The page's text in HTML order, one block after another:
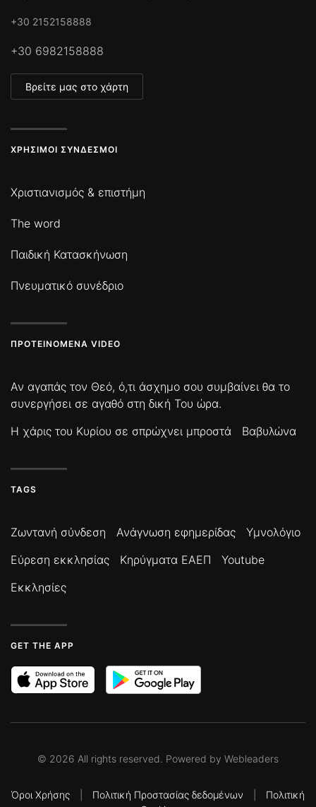
+30 2152158888
+30 6982158888
Βρείτε μας στο χάρτη
ΧΡΉΣΙΜΟΙ ΣΎΝΔΕΣΜΟΙ
Χριστιανισμός & επιστήμη
The word
Παιδική Κατασκήνωση
Πνευματικό συνέδριο
ΠΡΟΤΕΙΝΌΜΕΝΑ VIDEO
Αν αγαπάς τον Θεό, ό,τι άσχημο σου συμβαίνει θα το
συνεργήσει σε αγαθό στη δική Του ώρα.
Η χάρις του Κυρίου σε σπρώχνει μπροστά
Βαβυλώνα
TAGS
Ζωντανή σύνδεση Ανάγνωση εφημερίδας
Υμνολόγιο
Εύρεση εκκλησίας
Κηρύγματα ΕΑΕΠ
Youtube
Εκκλησίες
GET THE APP
© 2026 All rights reserved. Powered by Webleaders
Όροι Χρήσης Πολιτική Προστασίας δεδομένων
Πολιτική